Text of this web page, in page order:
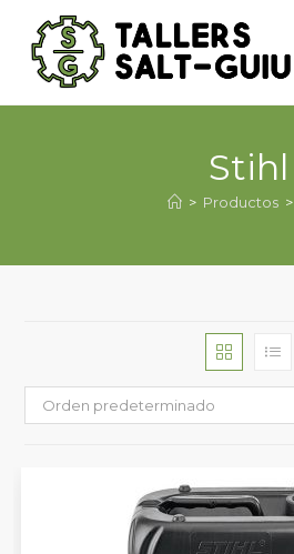
Stihl
> Productos >
Orden predeterminado